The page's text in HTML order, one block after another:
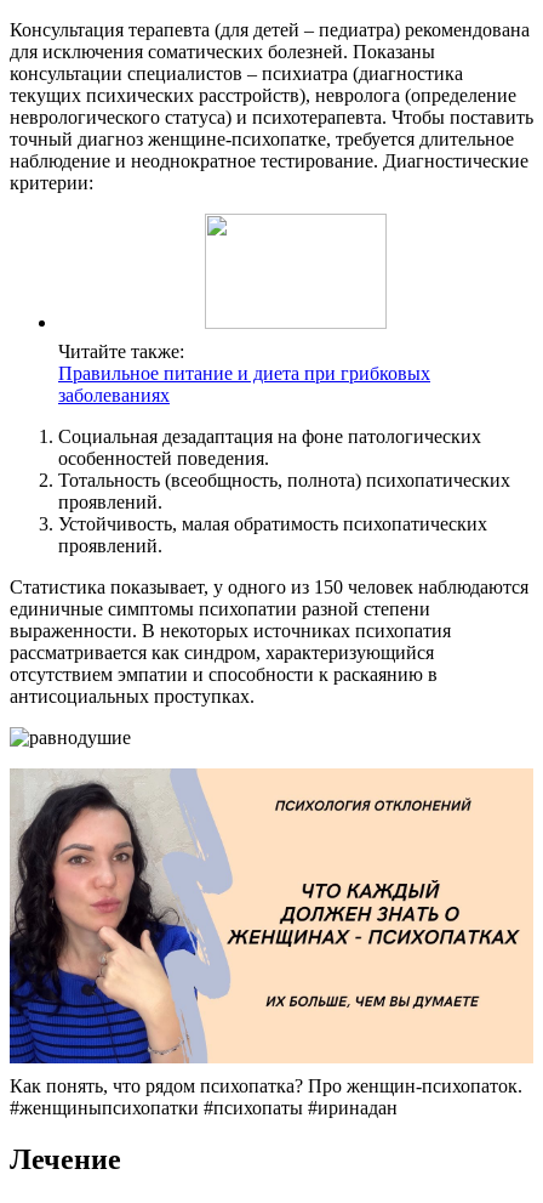
Консультация терапевта (для детей – педиатра) рекомендована
для исключения соматических болезней. Показаны
консультации специалистов – психиатра (диагностика
текущих психических расстройств), невролога (определение
неврологического статуса) и психотерапевта. Чтобы поставить
точный диагноз женщине-психопатке, требуется длительное
наблюдение и неоднократное тестирование. Диагностические
критерии:
Читайте также:
Правильное питание и диета при грибковых
заболеваниях
Социальная дезадаптация на фоне патологических
особенностей поведения.
Тотальность (всеобщность, полнота) психопатических
проявлений.
Устойчивость, малая обратимость психопатических
проявлений.
Статистика показывает, у одного из 150 человек наблюдаются
единичные симптомы психопатии разной степени
выраженности. В некоторых источниках психопатия
рассматривается как синдром, характеризующийся
отсутствием эмпатии и способности к раскаянию в
антисоциальных проступках.
Как понять, что рядом психопатка? Про женщин-психопаток.
#женщиныпсихопатки #психопаты #иринадан
Лечение